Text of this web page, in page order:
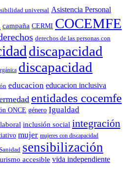
universal Asistencia Personal
campaña CERMI COCEMFE
derechos de las personas con
discapacidad
discapacidad
educacion educacion inclusiva
entidades cocemfe
ONCE género Igualdad
inclusión social integración
mujer mujeres con discapacidad
sensibilización
accesible vida independiente